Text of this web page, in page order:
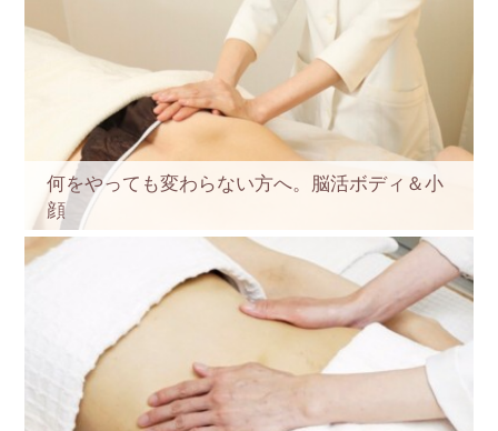
何をやっても変わらない方へ。脳活ボディ＆小
顔